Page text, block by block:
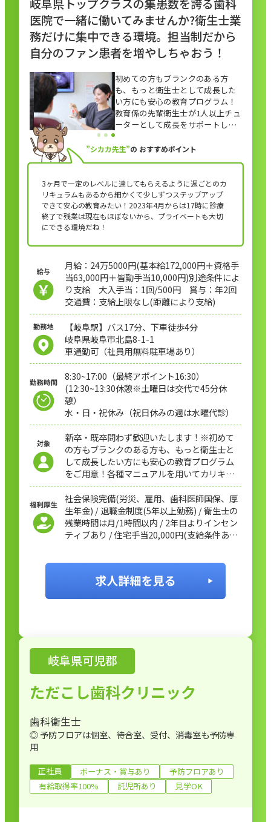
岐阜県トップクラスの集患数を誇る歯科
医院で一緒に働いてみませんか?衛生士業
務だけに集中できる環境。担当制だから
自分のファン患者を増やしちゃおう！
初めての方もブランクのある方
も、もっと衛生士として成長した
い方にも安心の教育プログラム！
教育係の先輩衛生士が1人以上チュ
ーターとして成長をサポートしま
す。先輩衛生士が多数在籍してお
りますので質問もしやすい環境♪
”シカカ先生”の おすすめポイント
3ヶ月で一定のレべルに達してもらえるように週ごとのカ
リキュラムもあるから細かくて少しずつステップアップ
できて安心の教育みたい！2023年4月からは17時に診療
終了で残業は現在もほぼないから、プライベートも大切
にできる環境だね！
月給：24万5000円(基本給172,000円＋資格手
当63,000円＋皆勤手当10,000円)別途条件によ
り支給 大入手当：1回/500円 賞与：年2回
交通費：支給上限なし(距離により支給)
【岐阜駅】バス17分、下車徒歩4分
岐阜県岐阜市北島8-1-1
車通勤可（社員用無料駐車場あり）
8:30~17:00（最終アポイント16:30）
(12:30~13:30休憩※土曜日は交代で45分休
憩）
水・日・祝休み（祝日休みの週は水曜代診）
新卒・既卒問わず歓迎いたします！※初めて
の方もブランクのある方も、もっと衛生士と
して成長したい方にも安心の教育プログラム
をご用意！各種マニュアルを用いてカリキュ
ラムに沿って教育係の先輩衛生士が１人以上
チューターとして成長をサポートします。
社会保険完備(労災、雇用、歯科医師国保、厚
生年金) / 退職金制度(5年以上勤務) / 衛生士の
残業時間は月/1時間以内 / 2年目よりインセン
ティブあり / 住宅手当20,000円(支給条件あり)
岐阜県可児郡
ただこし歯科クリニック
歯科衛生士
◎ 予防フロアは個室、待合室、受付、消毒室も予防専
用
正社員 ボーナス・賞与あり
予防フロアあり
有給取得率100%
託児所あり 見学OK